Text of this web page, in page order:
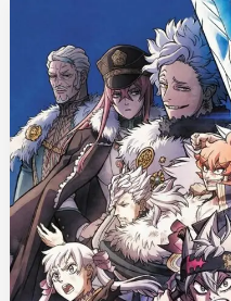
Reco:
animes
parecidos
a
Black
Clover